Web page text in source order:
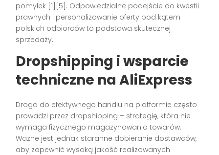
pomyłek [1][5]. Odpowiedzialne podejście do kwestii
prawnych i personalizowanie oferty pod kątem
polskich odbiorców to podstawa skutecznej
sprzedaży.
Dropshipping i wsparcie
techniczne na AliExpress
Droga do efektywnego handlu na platformie często
prowadzi przez dropshipping – strategię, która nie
wymaga fizycznego magazynowania towarów.
Ważne jest jednak staranne dobieranie dostawców,
aby zapewnić wysoką jakość realizowanych